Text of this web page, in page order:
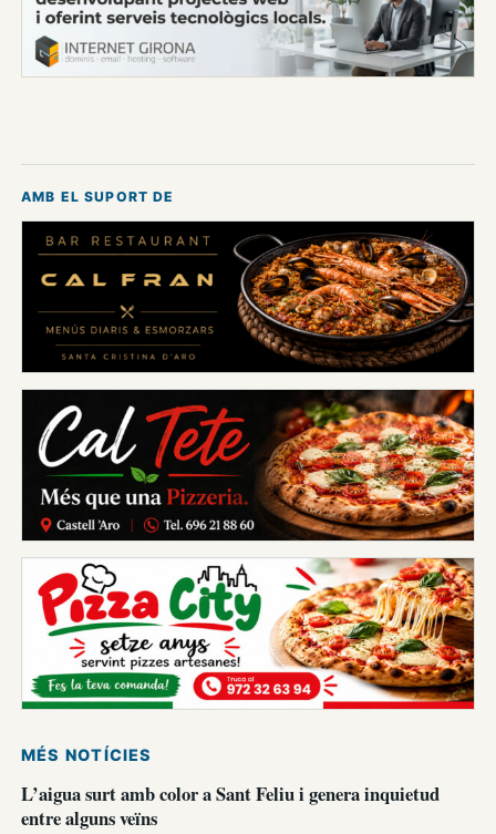
AMB EL SUPORT DE
MÉS NOTÍCIES
L’aigua surt amb color a Sant Feliu i genera inquietud
entre alguns veïns